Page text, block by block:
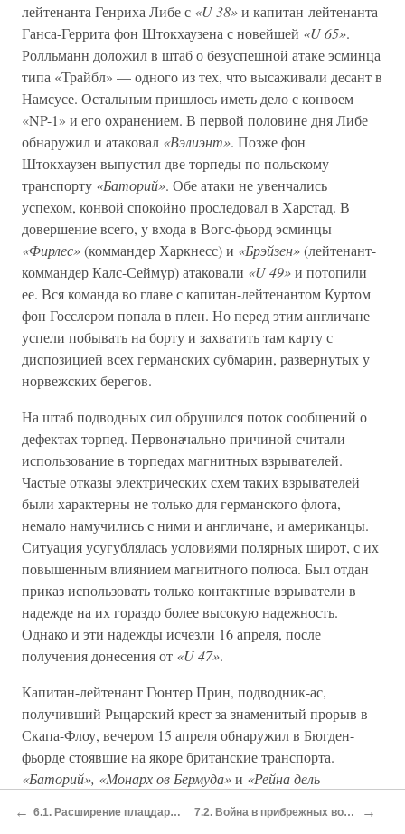
лейтенанта Генриха Либе с «U 38»и капитан-лейтенанта
Ганса-Геррита фон Штокхаузена с новейшей «U 65».
Ролльманн доложил в штаб о безуспешной атаке эсминца
типа «Трайбл» — одного из тех, что высаживали десант в
Намсусе. Остальным пришлось иметь дело с конвоем
«NP-1» и его охранением. В первой половине дня Либе
обнаружил и атаковал «Вэлиэнт». Позже фон
Штокхаузен выпустил две торпеды по польскому
транспорту «Баторий». Обе атаки не увенчались
успехом, конвой спокойно проследовал в Харстад. В
довершение всего, у входа в Вогс-фьорд эсминцы
«Фирлес»(коммандер Харкнесс) и «Брэйзен»(лейтенант-
коммандер Калс-Сеймур) атаковали «U 49»и потопили
ее. Вся команда во главе с капитан-лейтенантом Куртом
фон Госслером попала в плен. Но перед этим англичане
успели побывать на борту и захватить там карту с
диспозицией всех германских субмарин, развернутых у
норвежских берегов.
На штаб подводных сил обрушился поток сообщений о
дефектах торпед. Первоначально причиной считали
использование в торпедах магнитных взрывателей.
Частые отказы электрических схем таких взрывателей
были характерны не только для германского флота,
немало намучились с ними и англичане, и американцы.
Ситуация усугублялась условиями полярных широт, с их
повышенным влиянием магнитного полюса. Был отдан
приказ использовать только контактные взрыватели в
надежде на их гораздо более высокую надежность.
Однако и эти надежды исчезли 16 апреля, после
получения донесения от «U 47».
Капитан-лейтенант Гюнтер Прин, подводник-ас,
получивший Рыцарский крест за знаменитый прорыв в
Скапа-Флоу, вечером 15 апреля обнаружил в Бюгден-
фьорде стоявшие на якоре британские транспорта.
«Баторий», «Монарх ов Бермуда»и «Рейна дель
выпустил из подводного положения с дистанции от 750
← 6.1. Расширение плацдармов 7.2. Война в прибрежных водах →